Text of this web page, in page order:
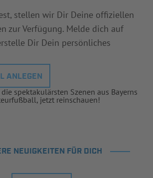
stellen wir Dir Deine offiziellen
zur Verfügung. Melde dich auf
Dir Dein persönliches
ANLEGEN
spektakulärsten Szenen aus Bayerns
jetzt reinschauen!
NEUIGKEITEN FÜR DICH